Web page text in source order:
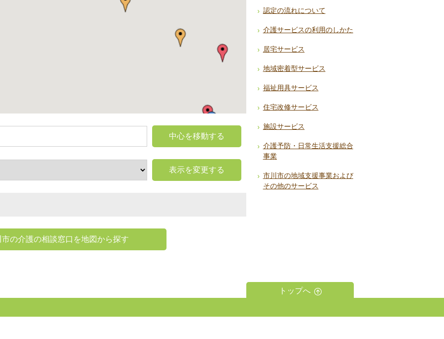
中心を移動する
表示を変更する
市の介護の相談窓口を地図から探す
認定の流れについて
介護サービスの利用のしかた
居宅サービス
地域密着型サービス
福祉用具サービス
住宅改修サービス
施設サービス
介護予防・日常生活支援総合
事業
市川市の地域支援事業および
その他のサービス
トップへ